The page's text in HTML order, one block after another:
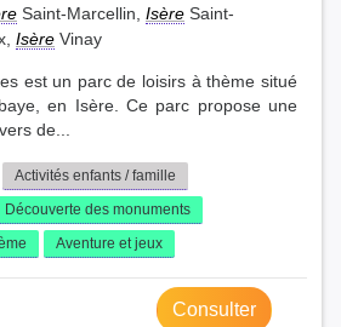
Saint-Marcellin, Isère Saint-
Isère Vinay
est un parc de loisirs à thème situé
en Isère. Ce parc propose une
de...
Activités enfants / famille
Découverte des monuments
Aventure et jeux
Consulter